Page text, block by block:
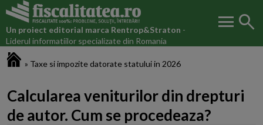
Un proiect editorial marca Rentrop&Straton -
Liderul informatiilor specializate din Romania
menu search
» Taxe si impozite datorate statului in 2026
Calcularea veniturilor din drepturi
de autor. Cum se procedeaza?